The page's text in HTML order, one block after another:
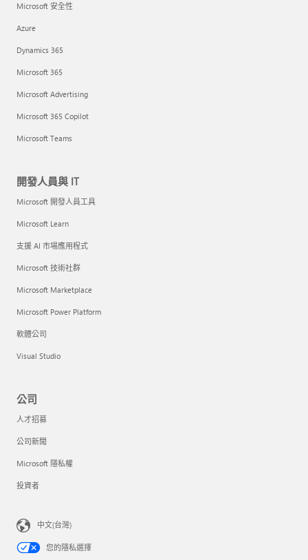
Microsoft 安全性
Azure
Dynamics 365
Microsoft 365
Microsoft Advertising
Microsoft 365 Copilot
Microsoft Teams
開發人員與 IT
Microsoft 開發人員工具
Microsoft Learn
支援 AI 市場應用程式
Microsoft 技術社群
Microsoft Marketplace
Microsoft Power Platform
軟體公司
Visual Studio
公司
人才招募
公司新聞
Microsoft 隱私權
投資者
中文(台灣)
您的隱私選擇